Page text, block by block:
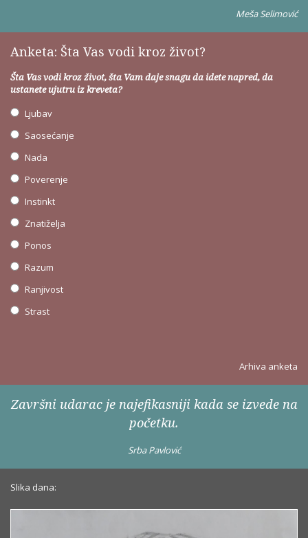
Meša Selimović
Anketa: Šta Vas vodi kroz život?
Šta Vas vodi kroz život, šta Vam daje snagu da idete napred, da
ustanete ujutru iz kreveta?
Ljubav
Saosećanje
Nada
Poverenje
Instinkt
Znatiželja
Ponos
Razum
Ranjivost
Strast
Arhiva anketa
Završni udarac je najefikasniji kada se izvede na
početku.
Srba Pavlović
Slika dana: